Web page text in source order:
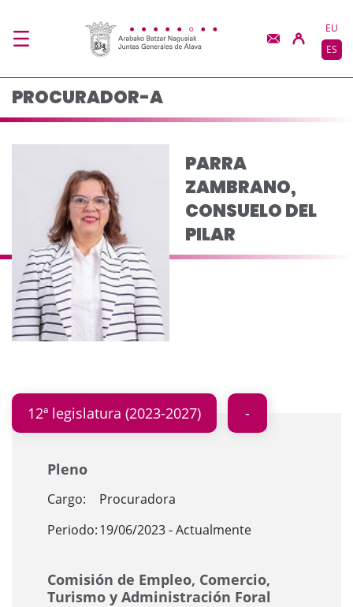
PARRA ZAMBRANO,
EU
ES
PROCURADOR-A
PARRA
ZAMBRANO,
CONSUELO DEL
PILAR
12ª legislatura (2023-2027)
Pleno
Cargo:
Procuradora
Periodo:19/06/2023 - Actualmente
Comisión de Empleo, Comercio,
Turismo y Administración Foral